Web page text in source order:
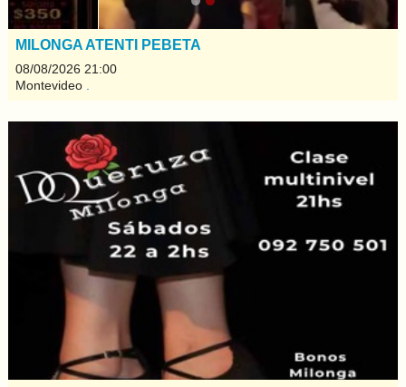
MILONGA ATENTI PEBETA
08/08/2026 21:00
Montevideo